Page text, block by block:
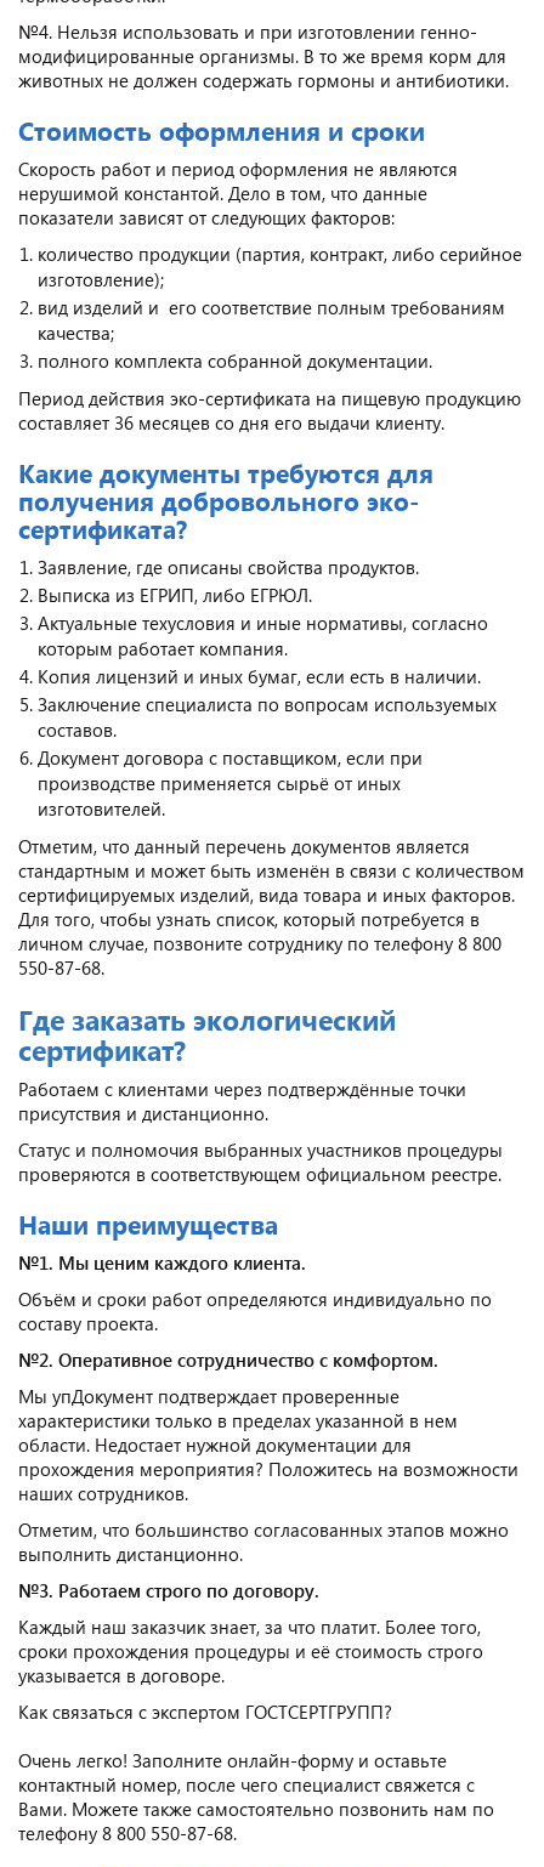
№4. Нельзя использовать и при изготовлении генно-
модифицированные организмы. В то же время корм для
животных не должен содержать гормоны и антибиотики.
Стоимость оформления и сроки
Скорость работ и период оформления не являются
нерушимой константой. Дело в том, что данные
показатели зависят от следующих факторов:
количество продукции (партия, контракт, либо серийное
изготовление);
вид изделий и его соответствие полным требованиям
качества;
полного комплекта собранной документации.
Период действия эко-сертификата на пищевую продукцию
составляет 36 месяцев со дня его выдачи клиенту.
Какие документы требуются для
получения добровольного эко-
сертификата?
Заявление, где описаны свойства продуктов.
Выписка из ЕГРИП, либо ЕГРЮЛ.
Актуальные техусловия и иные нормативы, согласно
которым работает компания.
Копия лицензий и иных бумаг, если есть в наличии.
Заключение специалиста по вопросам используемых
составов.
Документ договора с поставщиком, если при
производстве применяется сырьё от иных
изготовителей.
Отметим, что данный перечень документов является
стандартным и может быть изменён в связи с количеством
сертифицируемых изделий, вида товара и иных факторов.
Для того, чтобы узнать список, который потребуется в
личном случае, позвоните сотруднику по телефону 8 800
550-87-68.
Где заказать экологический
сертификат?
Работаем с клиентами через подтверждённые точки
присутствия и дистанционно.
Статус и полномочия выбранных участников процедуры
проверяются в соответствующем официальном реестре.
Наши преимущества
№1. Мы ценим каждого клиента.
Объём и сроки работ определяются индивидуально по
составу проекта.
№2. Оперативное сотрудничество с комфортом.
Мы упДокумент подтверждает проверенные
характеристики только в пределах указанной в нем
области. Недостает нужной документации для
прохождения мероприятия? Положитесь на возможности
наших сотрудников.
Отметим, что большинство согласованных этапов можно
выполнить дистанционно.
№3. Работаем строго по договору.
Каждый наш заказчик знает, за что платит. Более того,
сроки прохождения процедуры и её стоимость строго
указывается в договоре.
Как связаться с экспертом ГОСТСЕРТГРУПП?
Очень легко! Заполните онлайн-форму и оставьте
контактный номер, после чего специалист свяжется с
Вами. Можете также самостоятельно позвонить нам по
телефону 8 800 550-87-68.